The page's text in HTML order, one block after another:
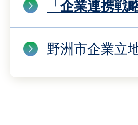
「企業連携戦
野洲市企業立